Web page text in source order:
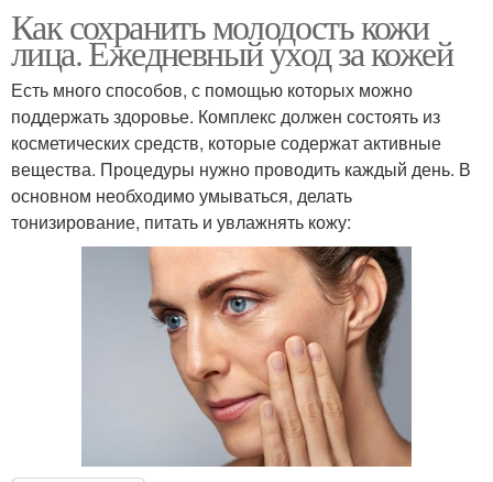
Как сохранить молодость кожи
лица. Ежедневный уход за кожей
Есть много способов, с помощью которых можно
поддержать здоровье. Комплекс должен состоять из
косметических средств, которые содержат активные
вещества. Процедуры нужно проводить каждый день. В
основном необходимо умываться, делать
тонизирование, питать и увлажнять кожу: